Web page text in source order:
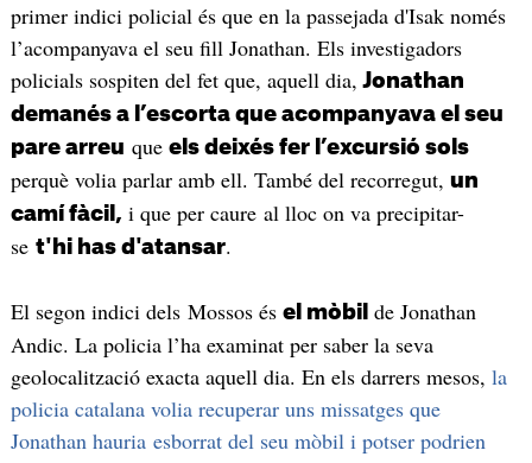
primer indici policial és que en la passejada d'Isak només
l’acompanyava el seu fill Jonathan. Els investigadors
policials sospiten del fet que, aquell dia, Jonathan
demanés a l’escorta que acompanyava el seu
pare arreu que els deixés fer l’excursió sols
perquè volia parlar amb ell. També del recorregut, un
camí fàcil, i que per caure al lloc on va precipitar-
se t'hi has d'atansar.
El segon indici dels Mossos és el mòbil de Jonathan
Andic. La policia l’ha examinat per saber la seva
geolocalització exacta aquell dia. En els darrers mesos, la
policia catalana volia recuperar uns missatges que
Jonathan hauria esborrat del seu mòbil i potser podrien